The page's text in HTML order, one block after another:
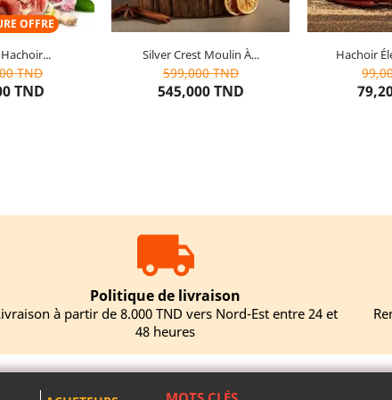
OFFRE
TND
TND
restants Silver Crest Moulin À...
599,000 TND
545,000 TND
5articles restants Hachoir
10
Politique de livraison
à partir de 8.000 TND vers Nord-Est entre 24 et
48 heures